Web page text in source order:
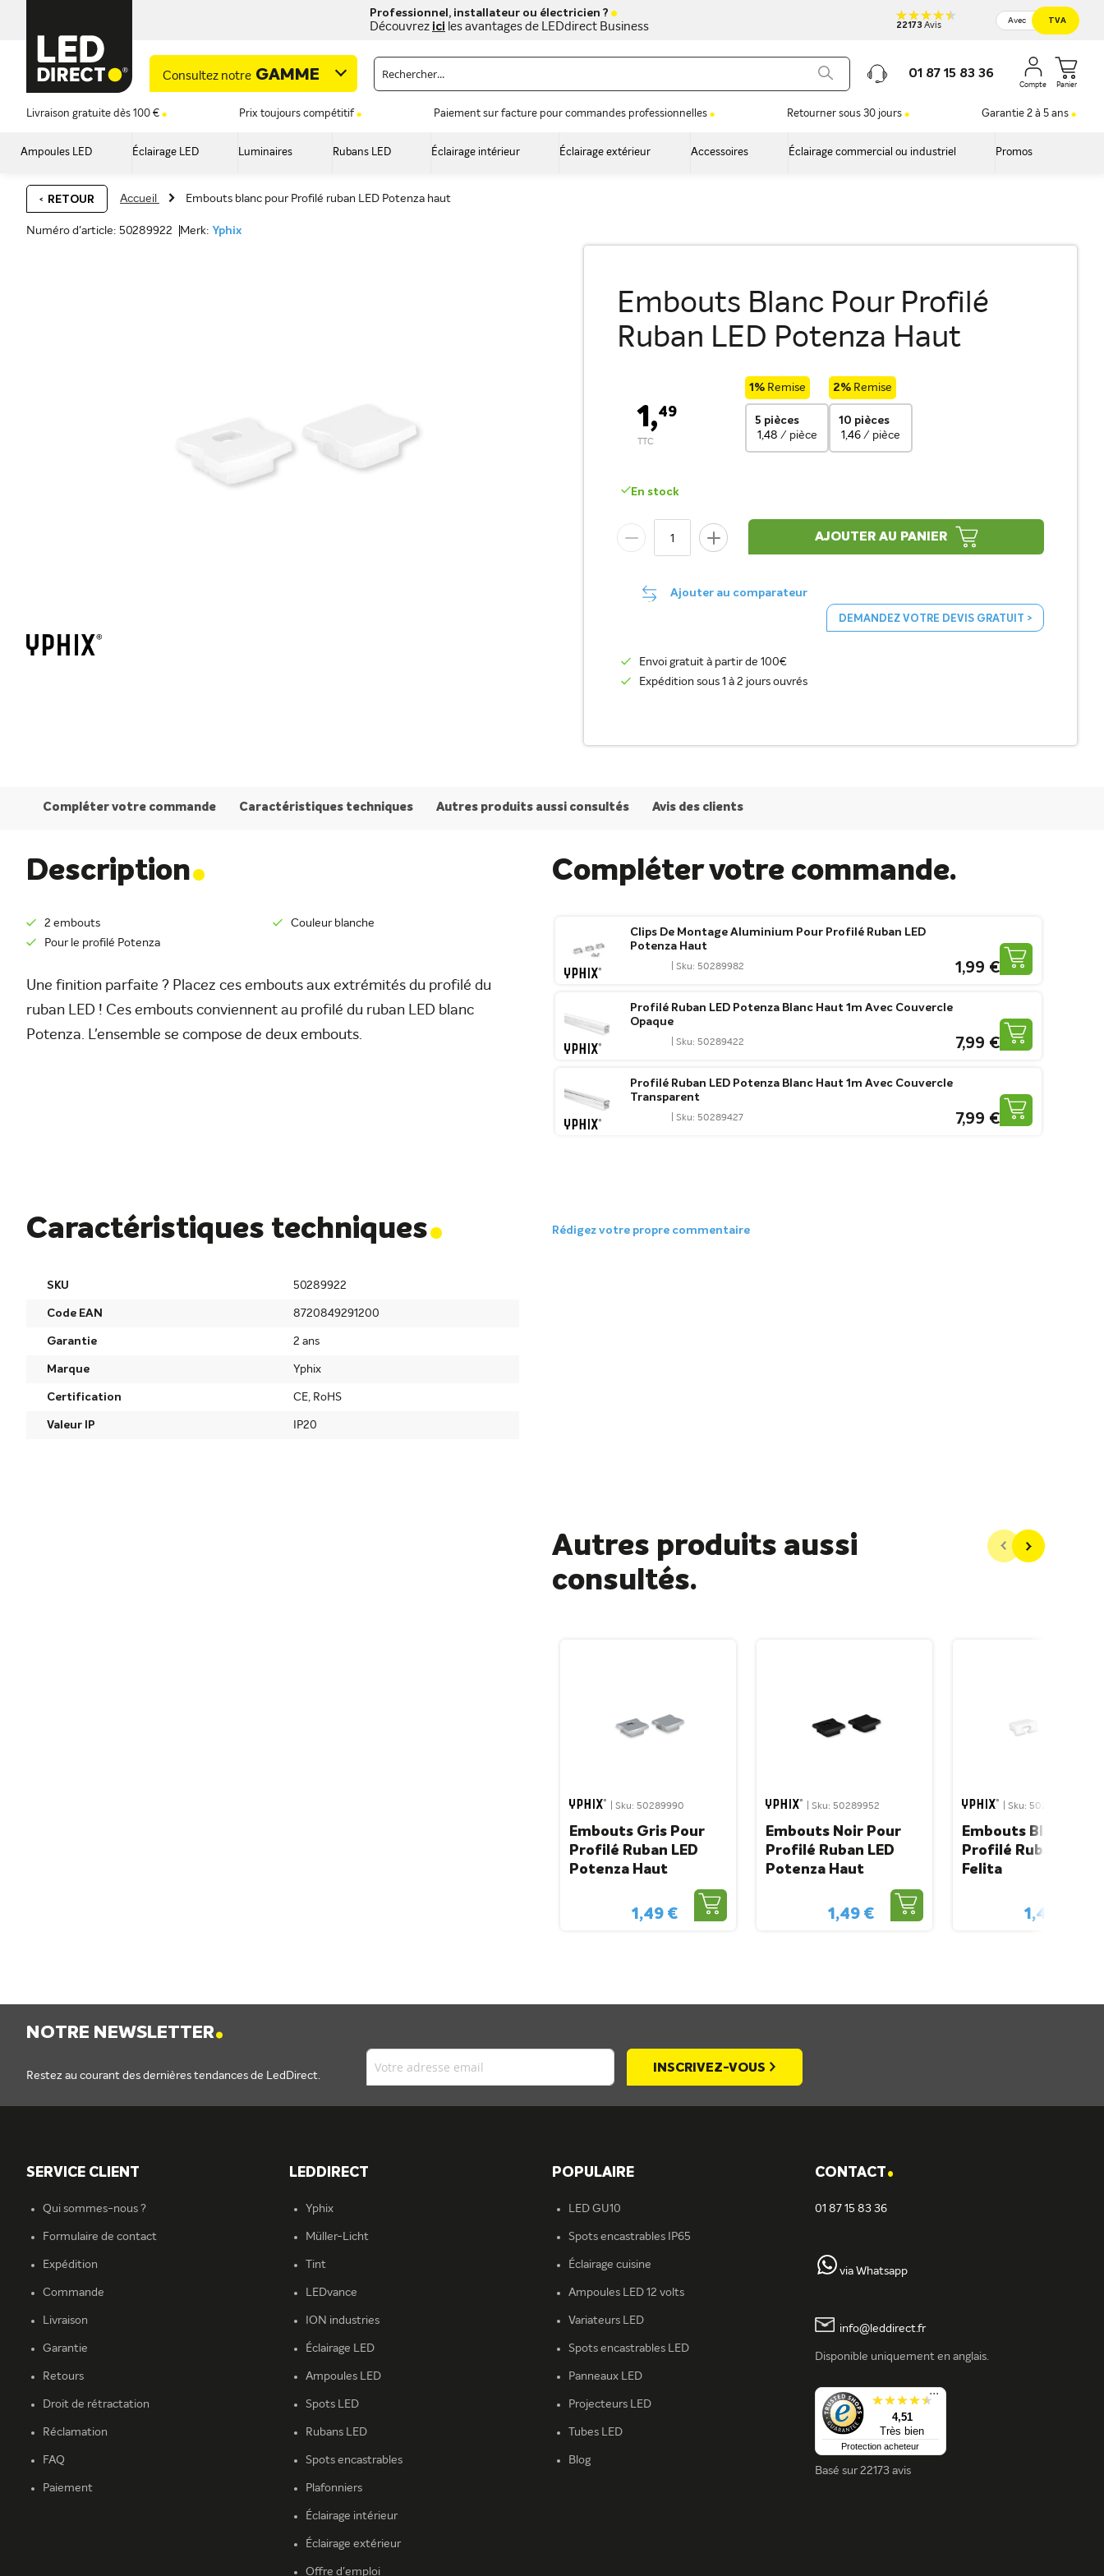
Professionnel, installateur ou électricien ?
Découvrez ici les avantages de LEDdirect Business 22173 Avis
Avec TVA
Consultez notre GAMME 01 87 15 83 36
Panier
Livraison gratuite dès 100 € Prix toujours compétitif Paiement sur facture pour commandes professionnelles Retourner sous 30 jours Garantie 2 à 5 ans
Ampoules LED Éclairage LED Luminaires Rubans LED Éclairage intérieur Éclairage extérieur Accessoires Éclairage commercial ou industriel Promos
RETOUR Accueil Embouts blanc pour Profilé ruban LED Potenza haut
Numéro d'article: 50289922 Merk: Yphix
Embouts Blanc Pour Profilé
Ruban LED Potenza Haut
1,49
1% Remise
5 pièces
1,48 / pièce
2% Remise
10 pièces
1,46/ pièce
En stock
AJOUTER AU PANIER
Ajouter au comparateur
DEMANDEZ VOTRE DEVIS GRATUIT >
Envoi gratuit à partir de 100€
Expédition sous 1 à 2 jours ouvrés
Compléter votre commande Caractéristiques techniques Autres produits aussi consultés Avis des clients
Description.
2 embouts
Couleur blanche
Pour le profilé Potenza
Une finition parfaite ? Placez ces embouts aux extrémités du profilé du
ruban LED ! Ces embouts conviennent au profilé du ruban LED blanc
Potenza. L'ensemble se compose de deux embouts.
Compléter votre commande.
Clips De Montage Aluminium Pour Profilé Ruban LED
Potenza Haut
| Sku: 50289982 1,99 €
Profilé Ruban LED Potenza Blanc Haut 1m Avec Couvercle
Opaque
| Sku: 50289422 7,99 €
Profilé Ruban LED Potenza Blanc Haut 1m Avec Couvercle
Transparent
| Sku: 50289427 7,99 €
Caractéristiques techniques.
SKU 50289922
Code EAN 8720849291200
Garantie 2 ans
Marque Yphix
Certification CE, RoHS
Valeur IP IP20
Autres produits aussi
consultés.
| Sku: 50289990
Embouts Gris Pour
Profilé Ruban LED
Potenza Haut
1,49 €
| Sku: 50289952
Embouts Noir Pour
Profilé Ruban LED
Potenza Haut
1,49 €
| Sku: 50289920
Embouts Blanc
Profilé Ruban LED
Felita
1,49 €
Rédigez votre propre commentaire
NOTRE NEWSLETTER.
Restez au courant des dernières tendances de LedDirect.
INSCRIVEZ-VOUS
SERVICE CLIENT
Qui sommes-nous ?
Formulaire de contact
Expédition
Commande
Livraison
Garantie
Retours
Droit de rétractation
Réclamation
FAQ
Paiement
LEDDIRECT
Yphix
Müller-Licht
Tint
LEDvance
ION industries
Éclairage LED
Ampoules LED
Spots LED
Rubans LED
Spots encastrables
Plafonniers
Éclairage intérieur
Éclairage extérieur
Offre d'emploi
POPULAIRE
LED GU10
Spots encastrables IP65
Éclairage cuisine
Ampoules LED 12 volts
Variateurs LED
Spots encastrables LED
Panneaux LED
Projecteurs LED
Tubes LED
Blog
CONTACT.
01 87 15 83 36
via Whatsapp
info@leddirect.fr
Disponible uniquement en anglais.
4,51
Très bien
...
Protection acheteur
Basé sur22173 avis